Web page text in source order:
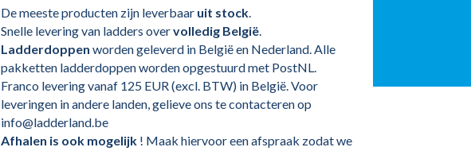
De meeste producten zijn leverbaar uit stock.
Snelle levering van ladders overvolledig België.
Ladderdoppen worden geleverd in België en Nederland. Alle
pakketten ladderdoppen worden opgestuurd met PostNL.
Franco levering vanaf 125 EUR (excl. BTW) in België. Voor
leveringen in andere landen, gelieve ons te contacteren op
info@ladderland.be
Afhalen is ook mogelijk! Maak hiervoor een afspraak zodat we